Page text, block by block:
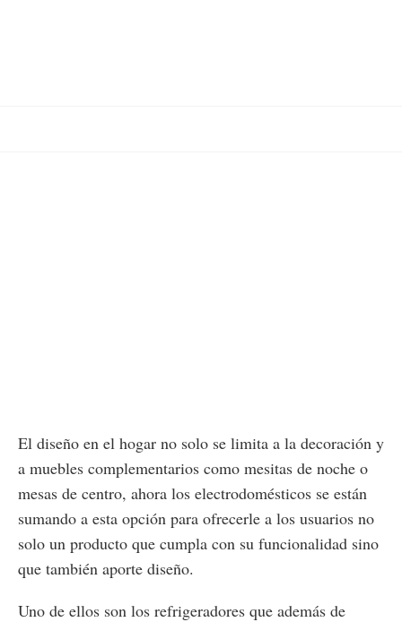
El diseño en el hogar no solo se limita a la decoración y
a muebles complementarios como mesitas de noche o
mesas de centro, ahora los electrodomésticos se están
sumando a esta opción para ofrecerle a los usuarios no
solo un producto que cumpla con su funcionalidad sino
que también aporte diseño.
Uno de ellos son los refrigeradores que además de